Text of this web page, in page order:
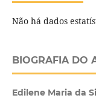
Não há dados
BIOGRAFIA DO
Edilene Maria da